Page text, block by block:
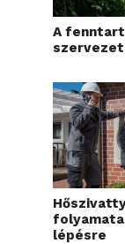
A
lépésre